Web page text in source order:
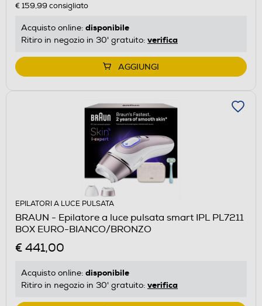
€ 159,99 consigliato
Acquisto online: disponibile
Ritiro in negozio in 30' gratuito: verifica
AGGIUNGI
EPILATORI A LUCE PULSATA
BRAUN - Epilatore a luce pulsata smart IPL PL7211
BOX EURO-BIANCO/BRONZO
€ 441,00
Acquisto online: disponibile
Ritiro in negozio in 30' gratuito: verifica